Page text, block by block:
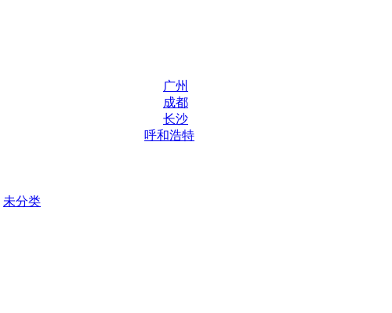
广州
成都
长沙
呼和浩特
未分类